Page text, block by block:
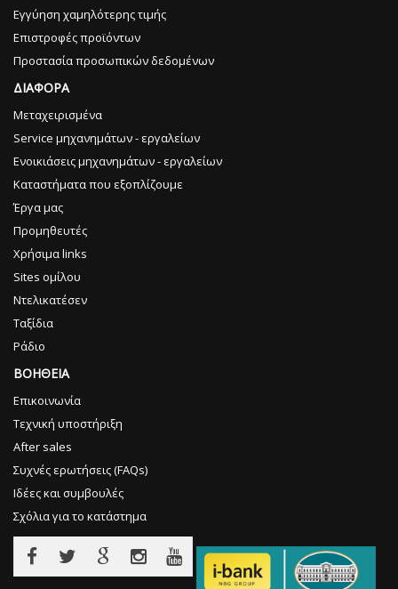
Εγγύηση χαμηλότερης τιμής
Επιστροφές προϊόντων
Προστασία προσωπικών δεδομένων
ΔΙΑΦΟΡΑ
Μεταχειρισμένα
Service μηχανημάτων - εργαλείων
Ενοικιάσεις μηχανημάτων - εργαλείων
Καταστήματα που εξοπλίζουμε
Έργα μας
Προμηθευτές
Χρήσιμα links
Sites ομίλου
Ντελικατέσεν
Ταξίδια
Ράδιο
ΒΟΗΘΕΙΑ
Επικοινωνία
Τεχνική υποστήριξη
After sales
Συχνές ερωτήσεις (FAQs)
Ιδέες και συμβουλές
Σχόλια για το κατάστημα